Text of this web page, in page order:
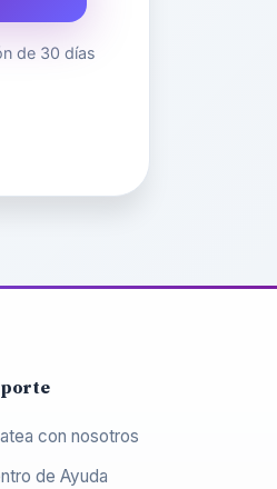
de 30 días
con nosotros
de Ayuda